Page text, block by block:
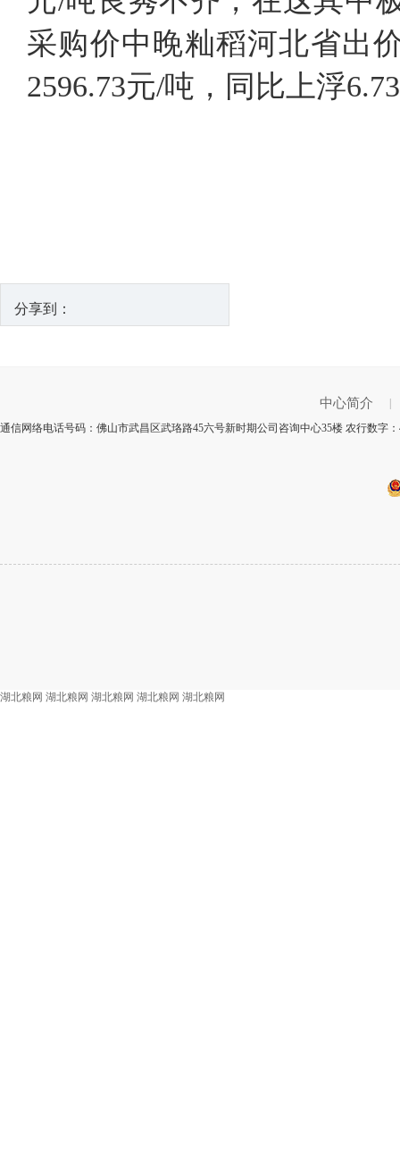
采购价中晚籼稻河北省出
2596.73元/吨，同比上浮
分享到：
中心简介
通信网络电话号码：佛山市武昌区武珞路45六号新时期公司咨询中心35楼 农行数字
湖北粮网 湖北粮网 湖北粮网 湖北粮网 湖北粮网